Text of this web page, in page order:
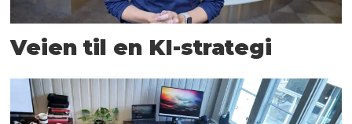
Veien til en KI-strategi